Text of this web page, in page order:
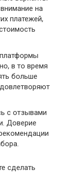
на
платежей,
в то время
больше
с отзывами
Доверие
сделать